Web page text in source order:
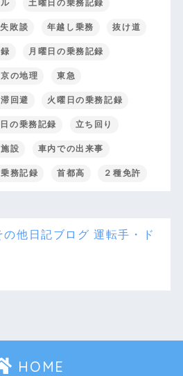
土曜日の乗務記録
失敗談 年越し乗務 抜け道
月曜日の乗務記録
の地理 東急
回避 火曜日の乗務記録
の乗務記録 立ち回り
設 車内での出来事
務記録 首都高 ２種免許
HOME